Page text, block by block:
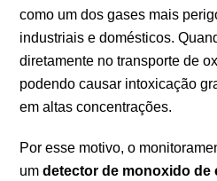
como um dos gases mais
industriais e domésticos.
diretamente no transporte de
podendo causar intoxicação
em altas concentrações.
Por esse motivo, o
umdetector de monoxido de